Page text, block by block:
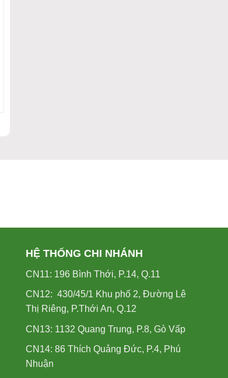
HỆ THỐNG CHI NHÁNH
CN11: 196 Bình Thới, P.14, Q.11
CN12: 430/45/1 Khu phố 2, Đường Lê
Thị Riêng, P.Thới An, Q.12
CN13: 1132 Quang Trung, P.8, Gò Vấp
CN14: 86 Thích Quảng Đức, P.4, Phú
Nhuận